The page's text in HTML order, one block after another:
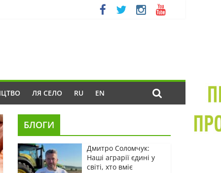
ЛЯ СЕЛО RU EN
БЛОГИ
Дмитро Соломчук:
Наші аграрії єдині у
світі, хто вміє